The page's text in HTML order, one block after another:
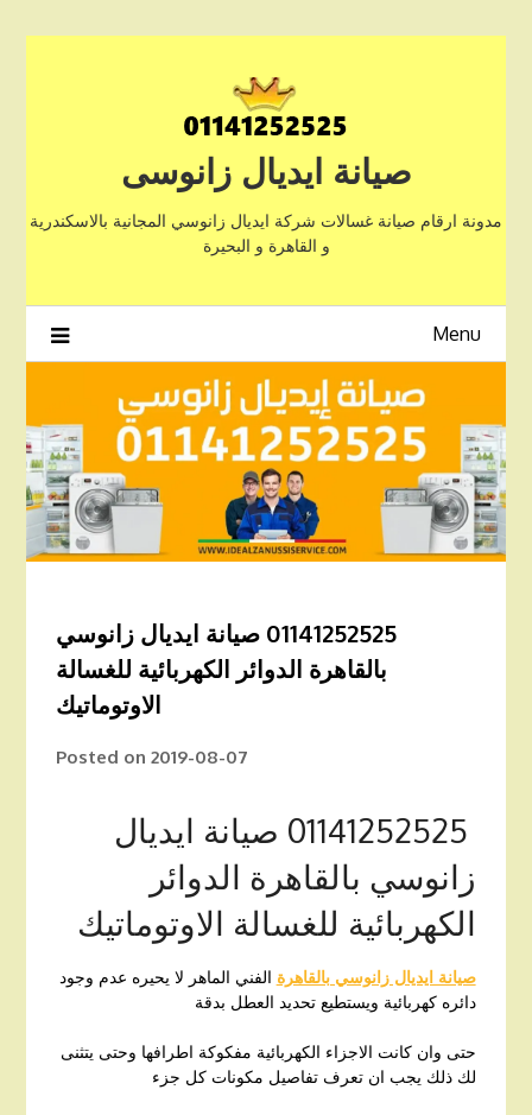
صيانة ايديال زانوسى
مدونة ارقام صيانة غسالات شركة ايديال زانوسي المجانية بالاسكندرية
و القاهرة و البحيرة
Menu
01141252525 صيانة ايديال زانوسي
بالقاهرة الدوائر الكهربائية للغسالة
الاوتوماتيك
Posted on2019-08-07
01141252525 صيانة ايديال
زانوسي بالقاهرة الدوائر
الكهربائية للغسالة الاوتوماتيك
صيانة ايديال زانوسي بالقاهرة الفني الماهر لا يحيره عدم وجود
دائره كهربائية ويستطيع تحديد العطل بدقة
حتى وان كانت الاجزاء الكهربائية مفكوكة اطرافها وحتى يتثنى
لك ذلك يجب ان تعرف تفاصيل مكونات كل جزء